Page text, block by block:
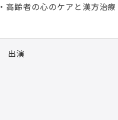
・高齢者の心のケアと漢方治療
出演